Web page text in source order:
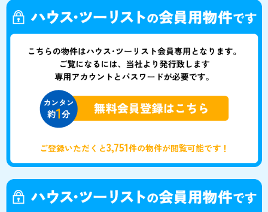
ご登録いただくと3,751件の物件が閲覧可能です！